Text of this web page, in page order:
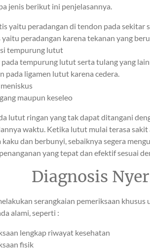
jenis berikut ini penjelasannya.
yaitu peradangan di tendon pada sekitar
peradangan karena tekanan yang
tempurung lutut
tempurung lutut serta tulang yang
pada ligamen lutut karena cedera.
maupun keseleo
lutut ringan yang tak dapat ditangani
waktu. Ketika lutut mulai terasa
dan berbunyi, sebaiknya segera
yang tepat dan efektif sesuai
Diagnosis
serangkaian pemeriksaan
alami, seperti :
lengkap riwayat kesehatan
fisik